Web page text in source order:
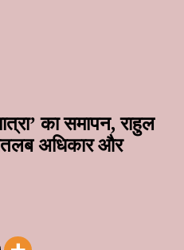
का समापन, राहुल
अधिकार और